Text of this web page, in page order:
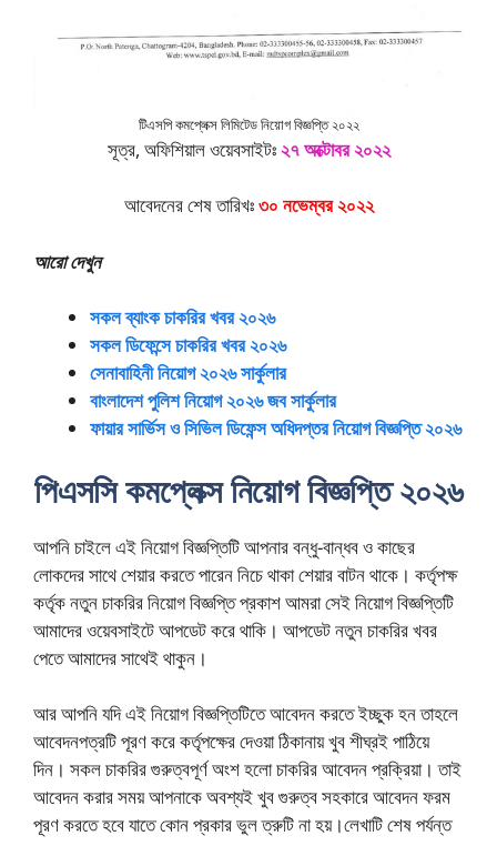
টিএসপি কমপ্লেক্স লিমিটেড নিয়োগ বিজ্ঞপ্তি ২০২২
সূত্র, অফিশিয়াল ওয়েবসাইটঃ২৭ অক্টোবর ২০২২
আবেদনের শেষ তারিখঃ৩০ নভেম্বর ২০২২
আরো দেখুন
সকল ব্যাংক চাকরির খবর ২০২৬
সকল ডিফেন্সে চাকরির খবর ২০২৬
সেনাবাহিনী নিয়োগ ২০২৬সার্কুলার
বাংলাদেশ পুলিশ নিয়োগ ২০২৬জব সার্কুলার
ফায়ার সার্ভিস ও সিভিল ডিফেন্স অধিদপ্তর নিয়োগ বিজ্ঞপ্তি ২০২৬
পিএসসি কমপ্লেক্স নিয়োগ বিজ্ঞপ্তি ২০২৬
আপনি চাইলে এই নিয়োগ বিজ্ঞপ্তিটি আপনার বন্ধু-বান্ধব ও কাছের
লোকদের সাথে শেয়ার করতে পারেন নিচে থাকা শেয়ার বাটন থাকে। কর্তৃপক্ষ
কর্তৃক নতুন চাকরির নিয়োগ বিজ্ঞপ্তি প্রকাশ আমরা সেই নিয়োগ বিজ্ঞপ্তিটি
আমাদের ওয়েবসাইটে আপডেট করে থাকি। আপডেট নতুন চাকরির খবর
পেতে আমাদের সাথেই থাকুন।
আর আপনি যদি এই নিয়োগ বিজ্ঞপ্তিটিতে আবেদন করতে ইচ্ছুক হন তাহলে
আবেদনপত্রটি পূরণ করে কর্তৃপক্ষের দেওয়া ঠিকানায় খুব শীঘ্রই পাঠিয়ে
দিন। সকল চাকরির গুরুত্বপূর্ণ অংশ হলো চাকরির আবেদন প্রক্রিয়া। তাই
আবেদন করার সময় আপনাকে অবশ্যই খুব গুরুত্ব সহকারে আবেদন ফরম
পূরণ করতে হবে যাতে কোন প্রকার ভুল ত্রুটি না হয়।লেখাটি শেষ পর্যন্ত